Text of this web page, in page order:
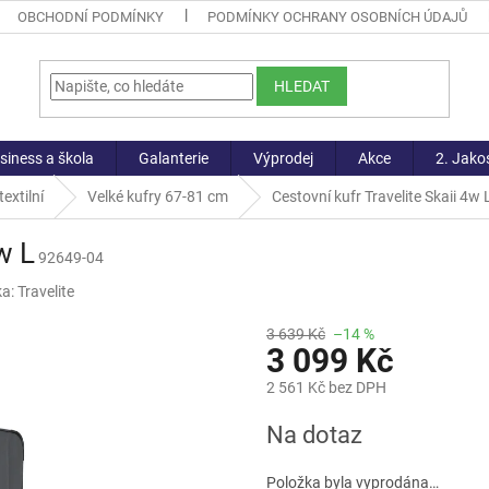
OBCHODNÍ PODMÍNKY PODMÍNKY OCHRANY OSOBNÍCH ÚDAJŮ
HLEDAT
a škola Galanterie Výprodej Akce 2.
Velké kufry 67-81 cm Cestovní kufr Travelite Skaii 4w L
L92649-04
Travelite
3 639 Kč –14 %
3 099 Kč
2 561 Kč bez DPH
cena:
Na dotaz
Položka byla vyprodána…